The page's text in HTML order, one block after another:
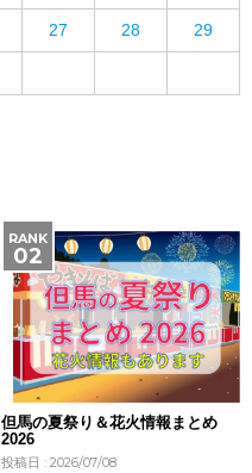
27 28 29
但馬の夏祭り＆花火情報まとめ
2026
投稿日 : 2026/07/08